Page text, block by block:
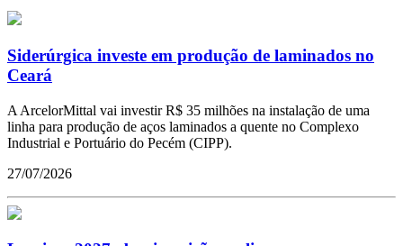
Siderúrgica investe em produção de laminados no
Ceará
A ArcelorMittal vai investir R$ 35 milhões na instalação de uma
linha para produção de aços laminados a quente no Complexo
Industrial e Portuário do Pecém (CIPP).
27/07/2026